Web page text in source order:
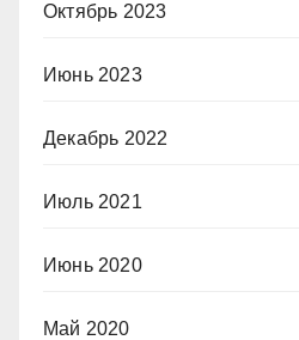
Октябрь 2023
Июнь 2023
Декабрь 2022
Июль 2021
Июнь 2020
Май 2020